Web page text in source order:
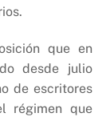
que en
desde julio
de escritores
régimen que